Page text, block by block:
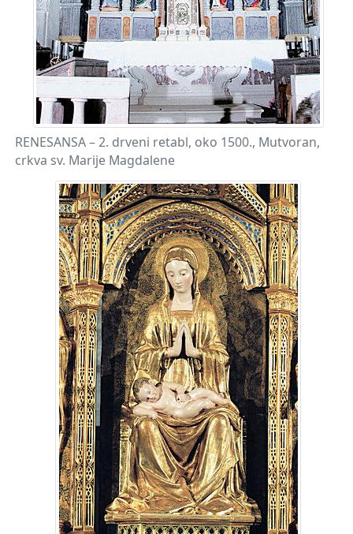
RENESANSA – 2. drveni retabl, oko 1500., Mutvoran,
crkva sv. Marije Magdalene